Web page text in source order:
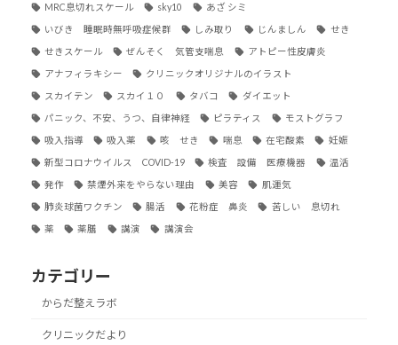
MRC息切れスケール sky10 あざ シミ
いびき 睡眠時無呼吸症候群 しみ取り じんましん せき
せきスケール ぜんそく 気管支喘息 アトピー性皮膚炎
アナフィラキシー クリニックオリジナルのイラスト
スカイテン スカイ１０ タバコ ダイエット
パニック、不安、うつ、自律神経 ピラティス モストグラフ
吸入指導 吸入薬 咳 せき 喘息 在宅酸素 妊娠
新型コロナウイルス COVID-19 検査 設備 医療機器 温活
発作 禁煙外来をやらない理由 美容 肌運気
肺炎球菌ワクチン 腸活 花粉症 鼻炎 苦しい 息切れ
薬 薬膳 講演 講演会
カテゴリー
からだ整えラボ
クリニックだより